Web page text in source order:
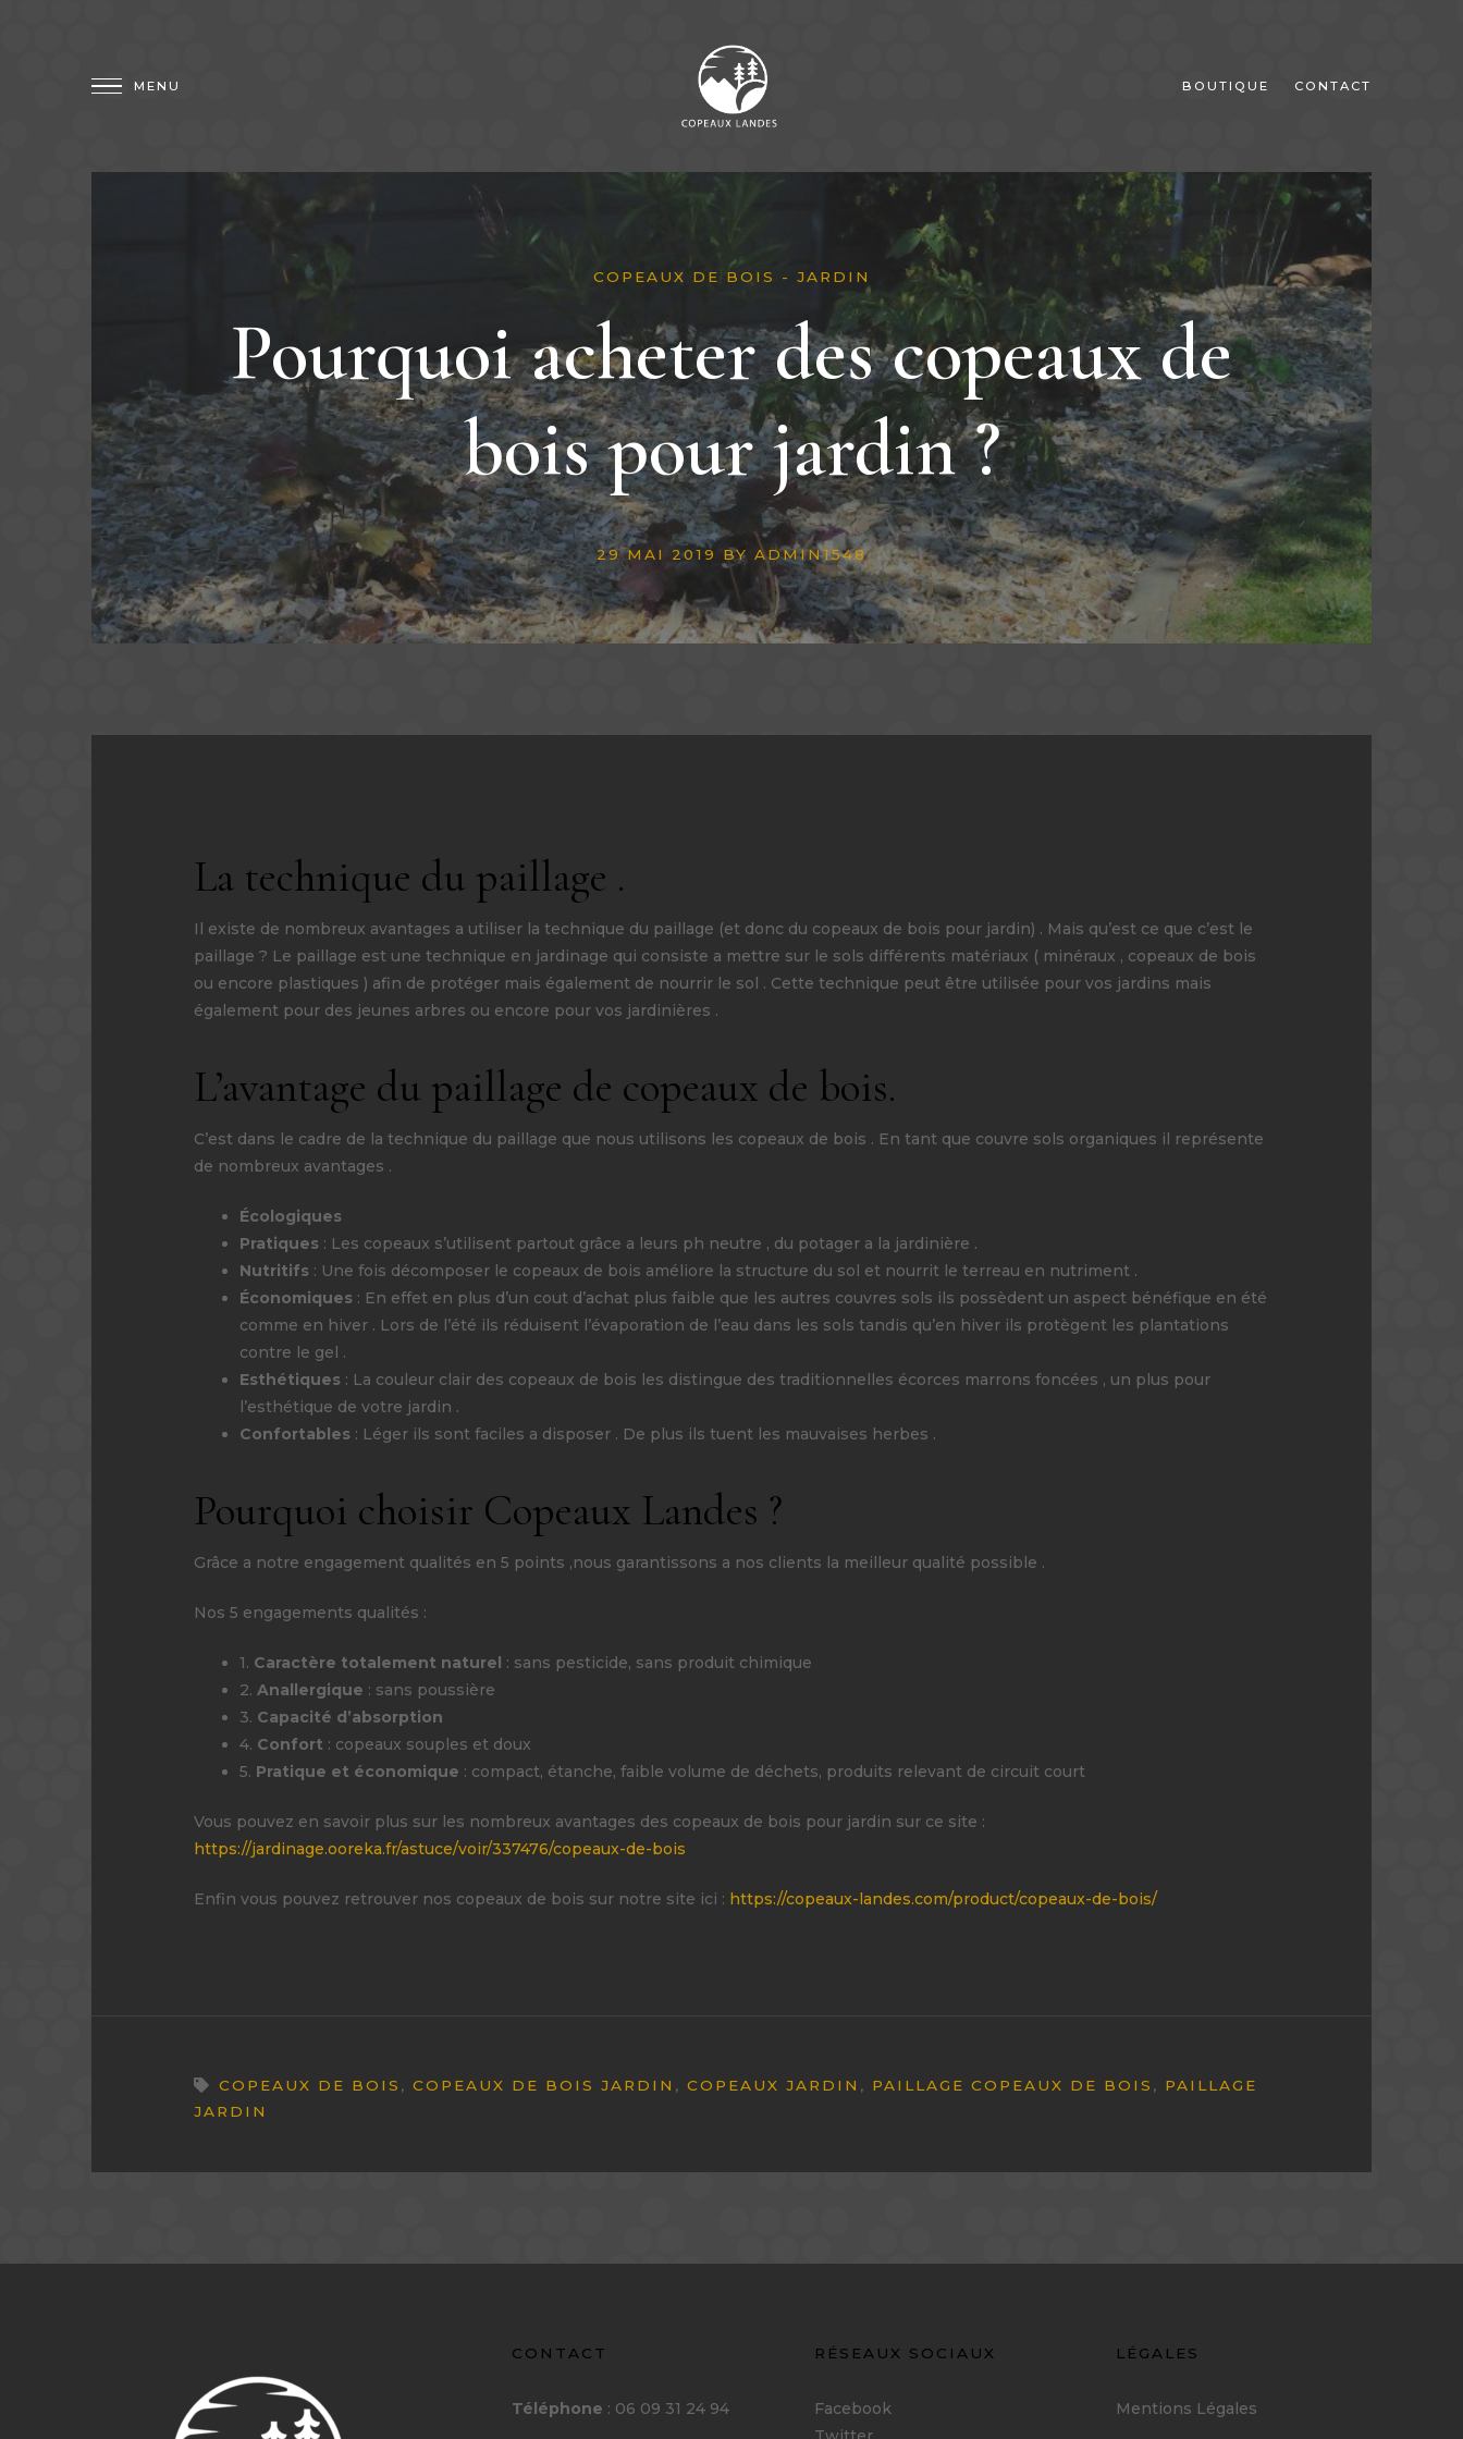
BOUTIQUE CONTACT
COPEAUX DE BOIS - JARDIN
Pourquoi acheter des copeaux de
bois pour jardin ?
29 MAI 2019 BY ADMIN1548
La technique du paillage .
Il existe de nombreux avantages a utiliser la technique du paillage (et donc du copeaux de bois pour jardin) . Mais qu’est ce que c’est le
paillage ? Le paillage est une technique en jardinage qui consiste a mettre sur le sols différents matériaux ( minéraux , copeaux de bois
ou encore plastiques ) afin de protéger mais également de nourrir le sol . Cette technique peut être utilisée pour vos jardins mais
également pour des jeunes arbres ou encore pour vos jardinières .
L’avantage du paillage de copeaux de bois.
C’est dans le cadre de la technique du paillage que nous utilisons les copeaux de bois . En tant que couvre sols organiques il représente
de nombreux avantages .
Écologiques
Pratiques : Les copeaux s’utilisent partout grâce a leurs ph neutre , du potager a la jardinière .
Nutritifs : Une fois décomposer le copeaux de bois améliore la structure du sol et nourrit le terreau en nutriment .
Économiques : En effet en plus d’un cout d’achat plus faible que les autres couvres sols ils possèdent un aspect bénéfique en été
comme en hiver . Lors de l’été ils réduisent l’évaporation de l’eau dans les sols tandis qu’en hiver ils protègent les plantations
contre le gel .
Esthétiques : La couleur clair des copeaux de bois les distingue des traditionnelles écorces marrons foncées , un plus pour
l’esthétique de votre jardin .
Confortables : Léger ils sont faciles a disposer . De plus ils tuent les mauvaises herbes .
Pourquoi choisir Copeaux Landes ?
Grâce a notre engagement qualités en 5 points ,nous garantissons a nos clients la meilleur qualité possible .
Nos 5 engagements qualités :
1. Caractère totalement naturel : sans pesticide, sans produit chimique
2.Anallergique : sans poussière
3. Capacité d’absorption
4. Confort : copeaux souples et doux
5. Pratique et économique : compact, étanche, faible volume de déchets, produits relevant de circuit court
Vous pouvez en savoir plus sur les nombreux avantages des copeaux de bois pour jardin sur ce site :
https://jardinage.ooreka.fr/astuce/voir/337476/copeaux-de-bois
Enfin vous pouvez retrouver nos copeaux de bois sur notre site ici : https://copeaux-landes.com/product/copeaux-de-bois/
COPEAUX DE BOIS , COPEAUX DE BOIS JARDIN , COPEAUX JARDIN , PAILLAGE COPEAUX DE BOIS , PAILLAGE
JARDIN
CONTACT
Téléphone : 06 09 31 24 94
RÉSEAUX SOCIAUX
Facebook
LÉGALES
Mentions Légales